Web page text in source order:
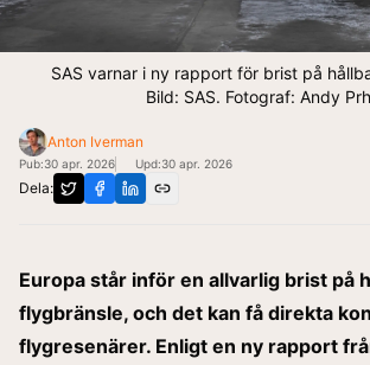
SAS varnar i ny rapport för brist på
Bild: SAS. Fotograf: Andy
Anton Iverman
Pub:30 apr. 2026 Upd:30 apr. 2026
Dela:
Europa står inför en allvarlig brist på
flygbränsle, och det kan få direkta
flygresenärer. Enligt en ny rapport